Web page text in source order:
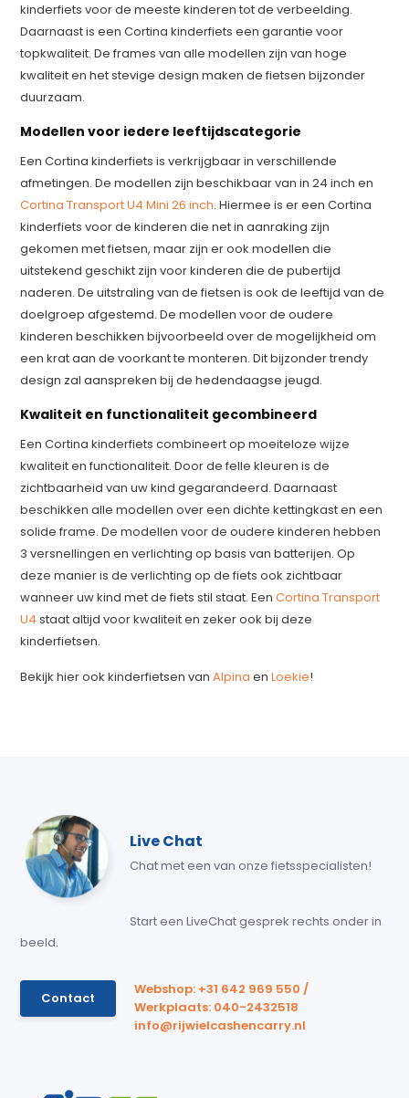
kinderfiets voor de meeste kinderen tot de verbeelding.
Daarnaast is een Cortina kinderfiets een garantie voor
topkwaliteit. De frames van alle modellen zijn van hoge
kwaliteit en het stevige design maken de fietsen bijzonder
duurzaam.
Modellen voor iedere leeftijdscategorie
Een Cortina kinderfiets is verkrijgbaar in verschillende
afmetingen. De modellen zijn beschikbaar van in 24 inch en
Cortina Transport U4 Mini 26 inch. Hiermee is er een Cortina
kinderfiets voor de kinderen die net in aanraking zijn
gekomen met fietsen, maar zijn er ook modellen die
uitstekend geschikt zijn voor kinderen die de pubertijd
naderen. De uitstraling van de fietsen is ook de leeftijd van de
doelgroep afgestemd. De modellen voor de oudere
kinderen beschikken bijvoorbeeld over de mogelijkheid om
een krat aan de voorkant te monteren. Dit bijzonder trendy
design zal aanspreken bij de hedendaagse jeugd.
Kwaliteit en functionaliteit gecombineerd
Een Cortina kinderfiets combineert op moeiteloze wijze
kwaliteit en functionaliteit. Door de felle kleuren is de
zichtbaarheid van uw kind gegarandeerd. Daarnaast
beschikken alle modellen over een dichte kettingkast en een
solide frame. De modellen voor de oudere kinderen hebben
3 versnellingen en verlichting op basis van batterijen. Op
deze manier is de verlichting op de fiets ook zichtbaar
wanneer uw kind met de fiets stil staat. EenCortina Transport
U4 staat altijd voor kwaliteit en zeker ook bij deze
kinderfietsen.
Bekijk hier ook kinderfietsen vanAlpina en Loekie!
Live Chat
Chat met een van onze fietsspecialisten!
Start een LiveChat gesprek rechts onder in
beeld.
Contact
Webshop: +31 642 969 550 /
Werkplaats: 040-2432518
info@rijwielcashencarry.nl